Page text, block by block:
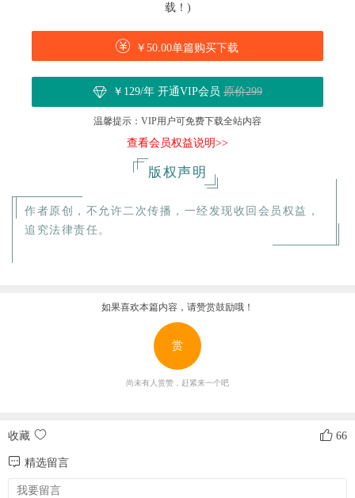
载！)
￥50.00单篇购买下载
￥129/年 开通VIP会员 原价299
温馨提示：VIP用户可免费下载全站内容
查看会员权益说明>>
版权声明
作者原创，不允许二次传播，一经发现收回会员权益，
追究法律责任。
如果喜欢本篇内容，请赞赏鼓励哦！
赏
尚未有人赏赞，赶紧来一个吧
收藏 66
精选留言